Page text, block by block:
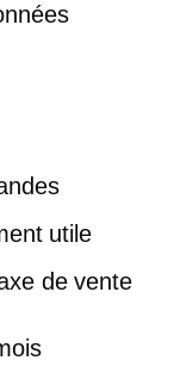
utile
de vente